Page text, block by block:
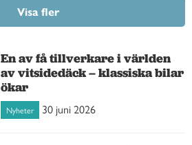
Visa fler
En av få tillverkare i världen
av vitsidedäck – klassiska bilar
ökar
Nyheter 30 juni 2026